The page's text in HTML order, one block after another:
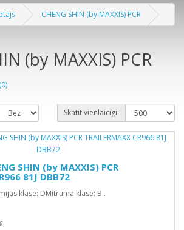
CHENG SHIN (by MAXXIS) PCR
(by MAXXIS) PCR
Skatīt vienlaicīgi:
SHIN (by MAXXIS) PCR
81J DBB72
klase: DMitruma klase: B..